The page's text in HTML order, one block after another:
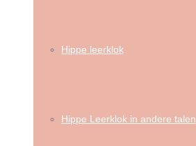
Hippe leerklok
Hippe Leerklok in andere talen